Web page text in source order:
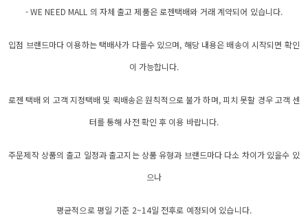
- WE NEED MALL 의 자체 출고 제품은 로젠택배와 거래 계약되어 있습니다.
입점 브랜드마다 이용하는 택배사가 다를수 있으며, 해당 내용은 배송이 시작되면 확인
이 가능합니다.
로젠 택배 외 고객 지정택배 및 퀵배송은 원칙적으로 불가 하며, 피치 못할 경우 고객 센
터를 통해 사전 확인 후 이용 바랍니다.
주문제작 상품의 출고 일정과 출고지는 상품 유형과 브랜드마다 다소 차이가 있을수 있
으나
평균적으로 평일 기준 2~14일 전후로 예정되어 있습니다.